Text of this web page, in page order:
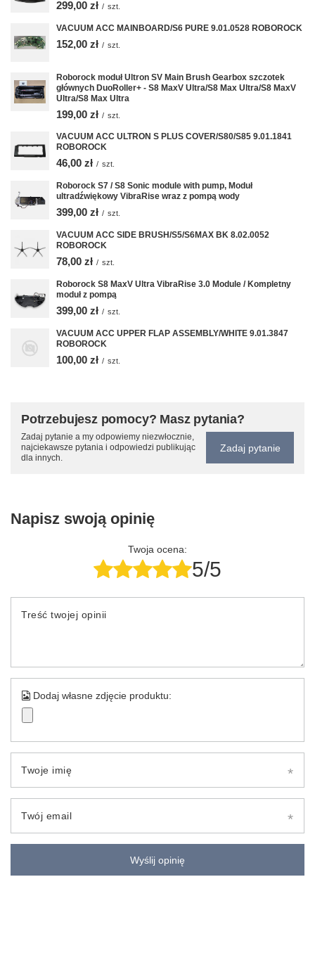
299,00 zł / szt.
VACUUM ACC MAINBOARD/S6 PURE 9.01.0528 ROBOROCK
152,00 zł / szt.
Roborock moduł Ultron SV Main Brush Gearbox szczotek
głównych DuoRoller+ - S8 MaxV Ultra/S8 Max Ultra/S8 MaxV
Ultra/S8 Max Ultra
199,00 zł / szt.
VACUUM ACC ULTRON S PLUS COVER/S80/S85 9.01.1841
ROBOROCK
46,00 zł / szt.
Roborock S7 / S8 Sonic module with pump, Moduł
ultradźwiękowy VibraRise wraz z pompą wody
399,00 zł / szt.
VACUUM ACC SIDE BRUSH/S5/S6MAX BK 8.02.0052
ROBOROCK
78,00 zł / szt.
Roborock S8 MaxV Ultra VibraRise 3.0 Module / Kompletny
moduł z pompą
399,00 zł / szt.
VACUUM ACC UPPER FLAP ASSEMBLY/WHITE 9.01.3847
ROBOROCK
100,00 zł / szt.
Potrzebujesz pomocy? Masz pytania?
Zadaj pytanie a my odpowiemy niezwłocznie,
najciekawsze pytania i odpowiedzi publikując
dla innych.
Zadaj pytanie
Napisz swoją opinię
Twoja ocena:
5/5
Treść twojej opinii
Dodaj własne zdjęcie produktu:
Twoje imię
Twój email
Wyślij opinię